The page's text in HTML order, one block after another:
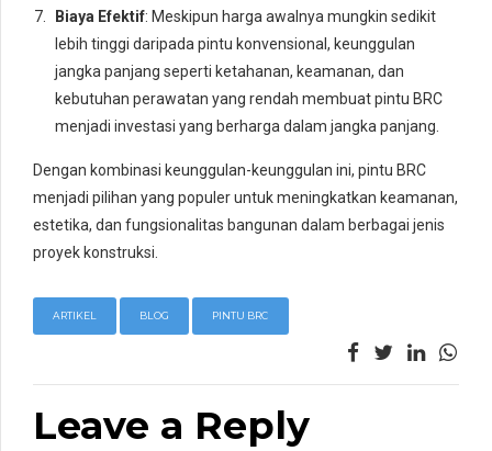
Biaya Efektif: Meskipun harga awalnya mungkin sedikit
lebih tinggi daripada pintu konvensional, keunggulan
jangka panjang seperti ketahanan, keamanan, dan
kebutuhan perawatan yang rendah membuat pintu BRC
menjadi investasi yang berharga dalam jangka panjang.
Dengan kombinasi keunggulan-keunggulan ini, pintu BRC
menjadi pilihan yang populer untuk meningkatkan keamanan,
estetika, dan fungsionalitas bangunan dalam berbagai jenis
proyek konstruksi.
ARTIKEL BLOG PINTU BRC
Leave a Reply